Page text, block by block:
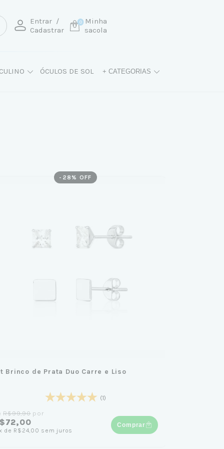
Entrar /
Cadastrar
Minha
sacola
0
ÓCULOS DE SOL + CATEGORIAS
- 28 % OFF
Brinco de Prata Duo Carre e Liso
(1)
R$99,90por
de R$24,00 sem juros
Comprar